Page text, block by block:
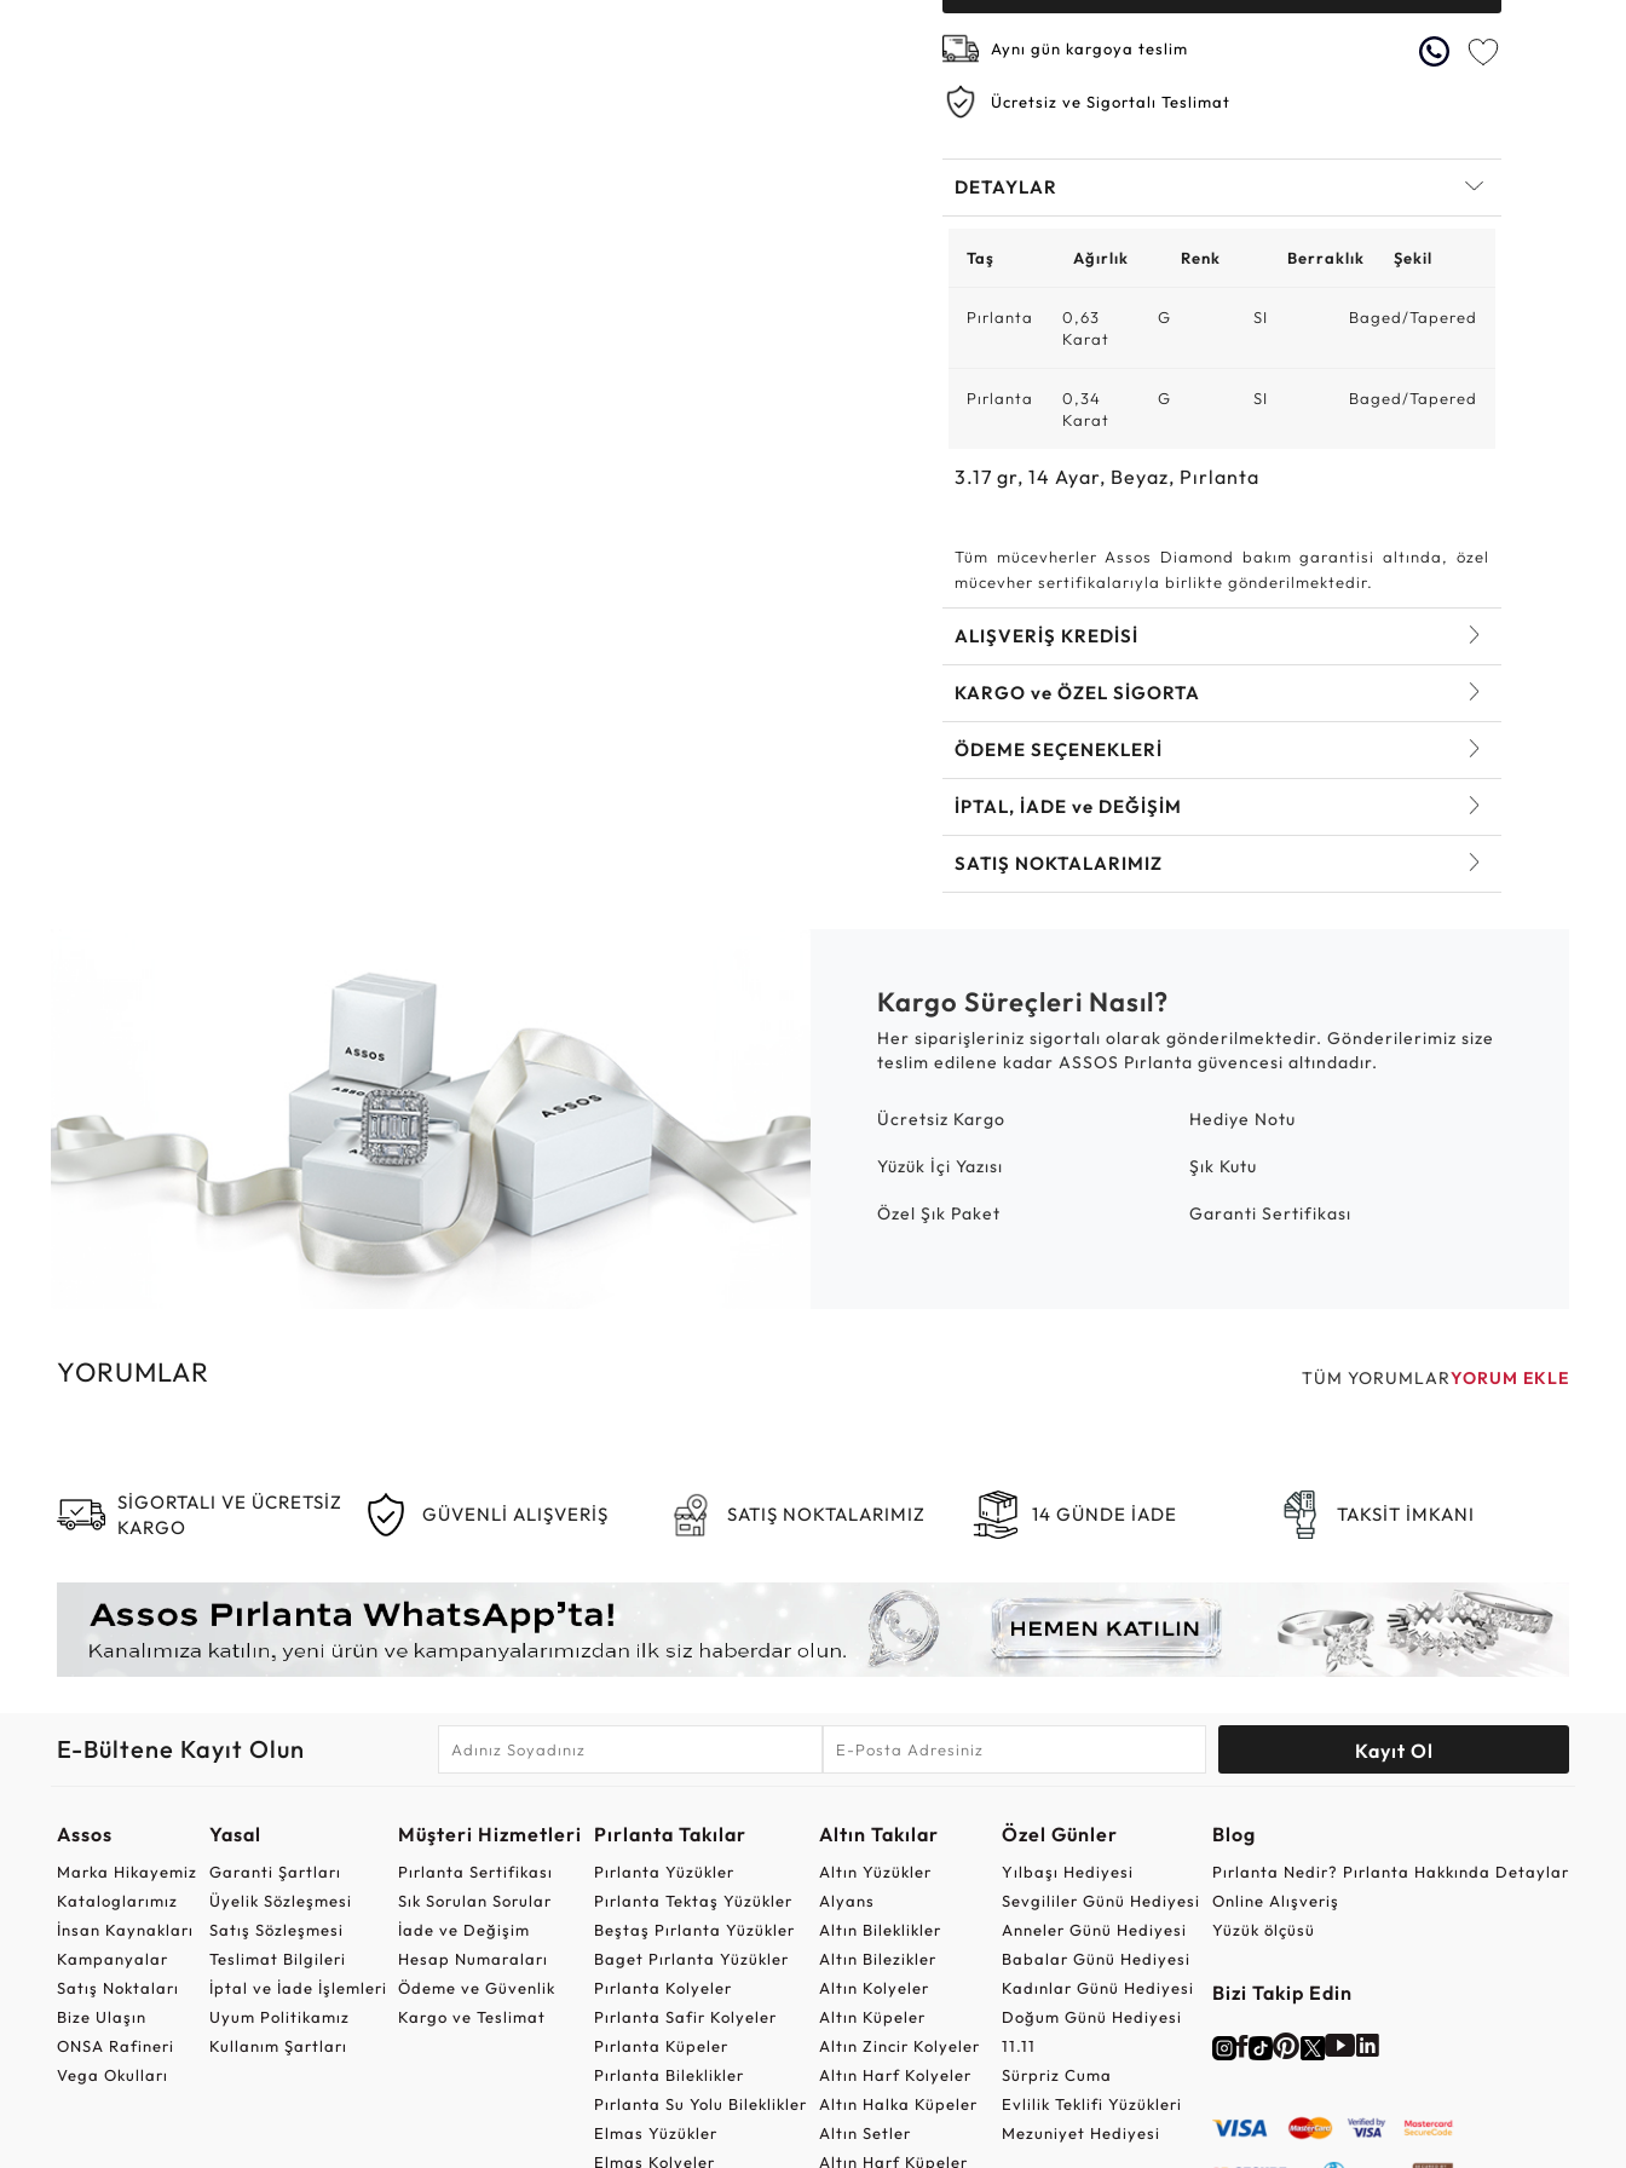
Aynı gün kargoya teslim
Ücretsiz ve Sigortalı Teslimat
DETAYLAR
Taş Ağırlık Renk Berraklık Şekil
Pırlanta
0,63
Karat
G SI Baged/Tapered
Pırlanta
0,34
Karat
G SI Baged/Tapered
3.17gr,14Ayar, Beyaz, Pırlanta
Tüm mücevherler Assos Diamond bakım garantisi altında, özel
mücevher sertifikalarıyla birlikte gönderilmektedir.
ALIŞVERİŞ KREDİSİ
KARGO ve ÖZEL SİGORTA
ÖDEME SEÇENEKLERİ
İPTAL, İADE ve DEĞİŞİM
SATIŞ NOKTALARIMIZ
Kargo Süreçleri Nasıl?
Her siparişleriniz sigortalı olarak gönderilmektedir. Gönderilerimiz size
teslim edilene kadar ASSOS Pırlanta güvencesi altındadır.
Ücretsiz Kargo Hediye Notu
Yüzük İçi Yazısı Şık Kutu
Özel Şık Paket Garanti Sertifikası
YORUMLAR TÜM YORUMLARYORUM EKLE
SİGORTALI VE ÜCRETSİZ
KARGO
GÜVENLİ ALIŞVERİŞ SATIŞ NOKTALARIMIZ 14 GÜNDE İADE TAKSİT İMKANI
E-Bültene Kayıt Olun Kayıt Ol
Assos
Marka Hikayemiz
Kataloglarımız
İnsan Kaynakları
Kampanyalar
Satış Noktaları
Bize Ulaşın
ONSA Rafineri
Vega Okulları
Yasal
Garanti Şartları
Üyelik Sözleşmesi
Satış Sözleşmesi
Teslimat Bilgileri
İptal ve İade İşlemleri
Uyum Politikamız
Kullanım Şartları
Müşteri Hizmetleri
Pırlanta Sertifikası
Sık Sorulan Sorular
İade ve Değişim
Hesap Numaraları
Ödeme ve Güvenlik
Kargo ve Teslimat
Pırlanta Takılar
Pırlanta Yüzükler
Pırlanta Tektaş Yüzükler
Beştaş Pırlanta Yüzükler
Baget Pırlanta Yüzükler
Pırlanta Kolyeler
Pırlanta Safir Kolyeler
Pırlanta Küpeler
Pırlanta Bileklikler
Pırlanta Su Yolu Bileklikler
Elmas Yüzükler
Elmas Kolyeler
Altın Takılar
Altın Yüzükler
Alyans
Altın Bileklikler
Altın Bilezikler
Altın Kolyeler
Altın Küpeler
Altın Zincir Kolyeler
Altın Harf Kolyeler
Altın Halka Küpeler
Altın Setler
Altın Harf Küpeler
Özel Günler
Yılbaşı Hediyesi
Sevgililer Günü Hediyesi
Anneler Günü Hediyesi
Babalar Günü Hediyesi
Kadınlar Günü Hediyesi
Doğum Günü Hediyesi
11.11
Sürpriz Cuma
Evlilik Teklifi Yüzükleri
Mezuniyet Hediyesi
Blog
Pırlanta Nedir? Pırlanta Hakkında Detaylar
Online Alışveriş
Yüzük ölçüsü
Bizi Takip Edin